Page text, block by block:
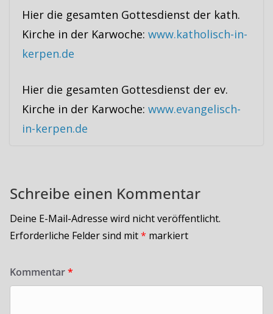
Hier die gesamten Gottesdienst der kath.
Kirche in der Karwoche: www.katholisch-in-
kerpen.de
Hier die gesamten Gottesdienst der ev.
Kirche in der Karwoche: www.evangelisch-
in-kerpen.de
Schreibe einen Kommentar
Deine E-Mail-Adresse wird nicht veröffentlicht.
Erforderliche Felder sind mit* markiert
Kommentar*